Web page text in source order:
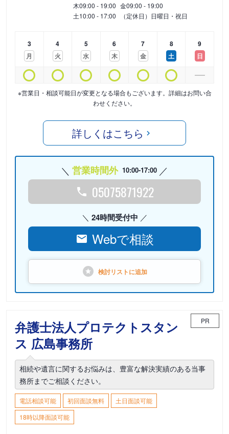
木09:00 - 19:00 金09:00 - 19:00
土10:00 - 17:00 （定休日）日曜日・祝日
3
月
4
火
5
水
6
木
7
金
8
土
9
日
※営業日・相談可能日が変更となる場合もございます。詳細はお問い合
わせください。
詳しくはこちら
営業時間外 10:00-17:00
05075871922
24時間受付中
Webで相談
検討リストに追加
弁護士法人プロテクトスタン
ス 広島事務所
PR
相続や遺言に関するお悩みは、豊富な解決実績のある当事
務所までご相談ください。
電話相談可能 初回面談無料
土日面談可能
18時以降面談可能